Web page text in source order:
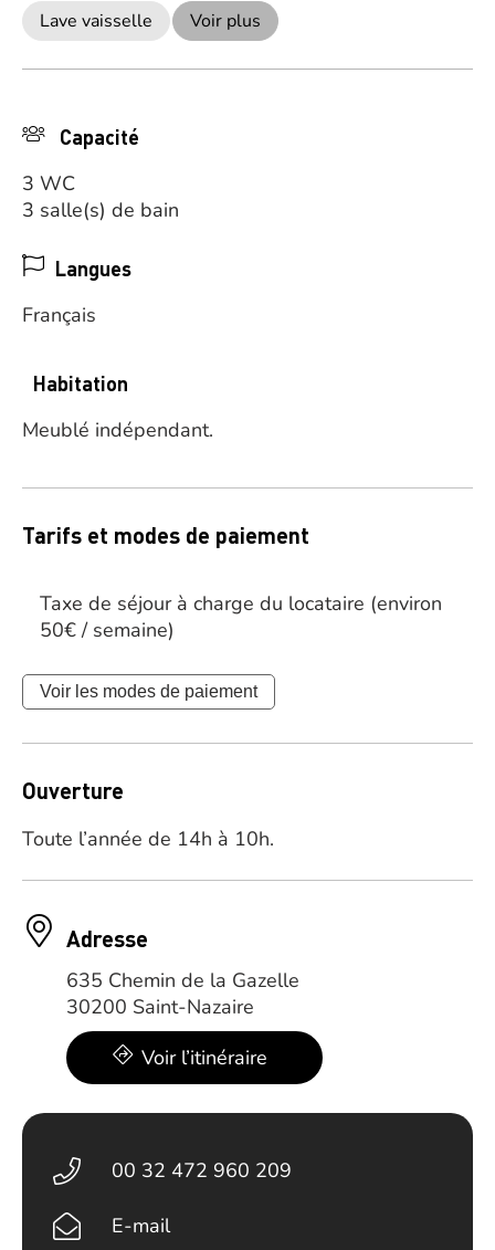
Lave vaisselle
Voir plus
Capacité
3 WC
3 salle(s) de bain
Langues
Français
Habitation
Meublé indépendant.
Tarifs et modes de paiement
Taxe de séjour à charge du locataire (environ
50€ / semaine)
Voir les modes de paiement
Ouverture
Toute l’année de 14h à 10h.
Adresse
635 Chemin de la Gazelle
30200 Saint-Nazaire
Voir l’itinéraire
00 32 472 960 209
E-mail